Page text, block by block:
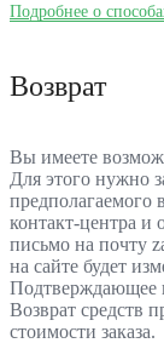
Подробнее о
Возврат
Вы имеете
Для этого нужно
предполагаемого
контакт-центра и
письмо на почту
на сайте будет
Подтверждающее
Возврат средств
стоимости заказа.